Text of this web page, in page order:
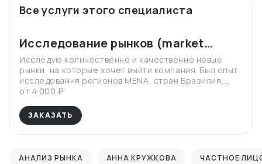
Все услуги этого специалиста
Исследование рынков (market
research)
Исследую количественно и качественно новые
рынки, на которые хочет выйти компания. Был опыт
исследования регионов MENA, стран Бразилия,
Индонезия, Вьетнам и Россия.
от 4 000 ₽
ЗАКАЗАТЬ
АНАЛИЗ РЫНКА АННА КРУЖКОВА ЧАСТНОЕ